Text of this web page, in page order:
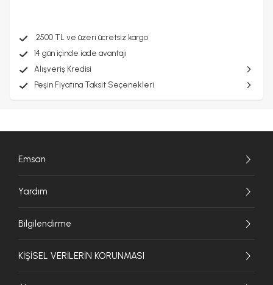
2500 TL ve üzeri ücretsiz kargo
14 gün içinde iade avantajı
Alışveriş Kredisi
Peşin Fiyatına Taksit Seçenekleri
Emsan
Yardım
Bilgilendirme
KİŞİSEL VERİLERİN KORUNMASI